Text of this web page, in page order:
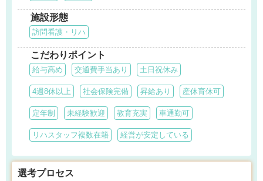
施設形態
訪問看護・リハ
こだわりポイント
給与高め 交通費手当あり 土日祝休み
4週8休以上 社会保険完備 昇給あり 産休育休可
定年制 未経験歓迎 教育充実 車通勤可
リハスタッフ複数在籍 経営が安定している
選考プロセス